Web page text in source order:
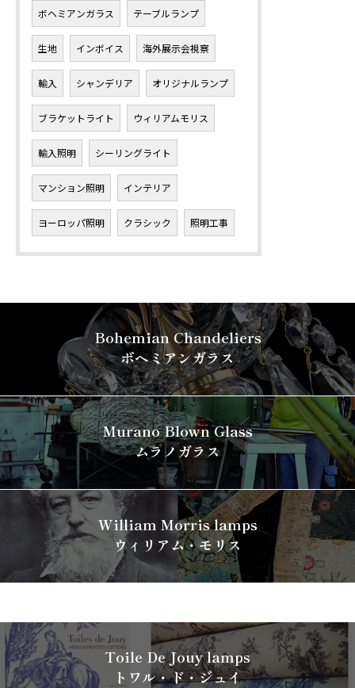
ボヘミアンガラス テーブルランプ
生地 インボイス 海外展示会視察
輸入 シャンデリア オリジナルランプ
ブラケットライト ウィリアムモリス
輸入照明 シーリングライト
マンション照明 インテリア
ヨーロッパ照明 クラシック 照明工事
Bohemian Chandeliers
ボヘミアンガラス
Murano Blown Glass
ムラノガラス
William Morris lamps
ウィリアム・モリス
Toile De Jouy lamps
トワル・ド・ジュイ